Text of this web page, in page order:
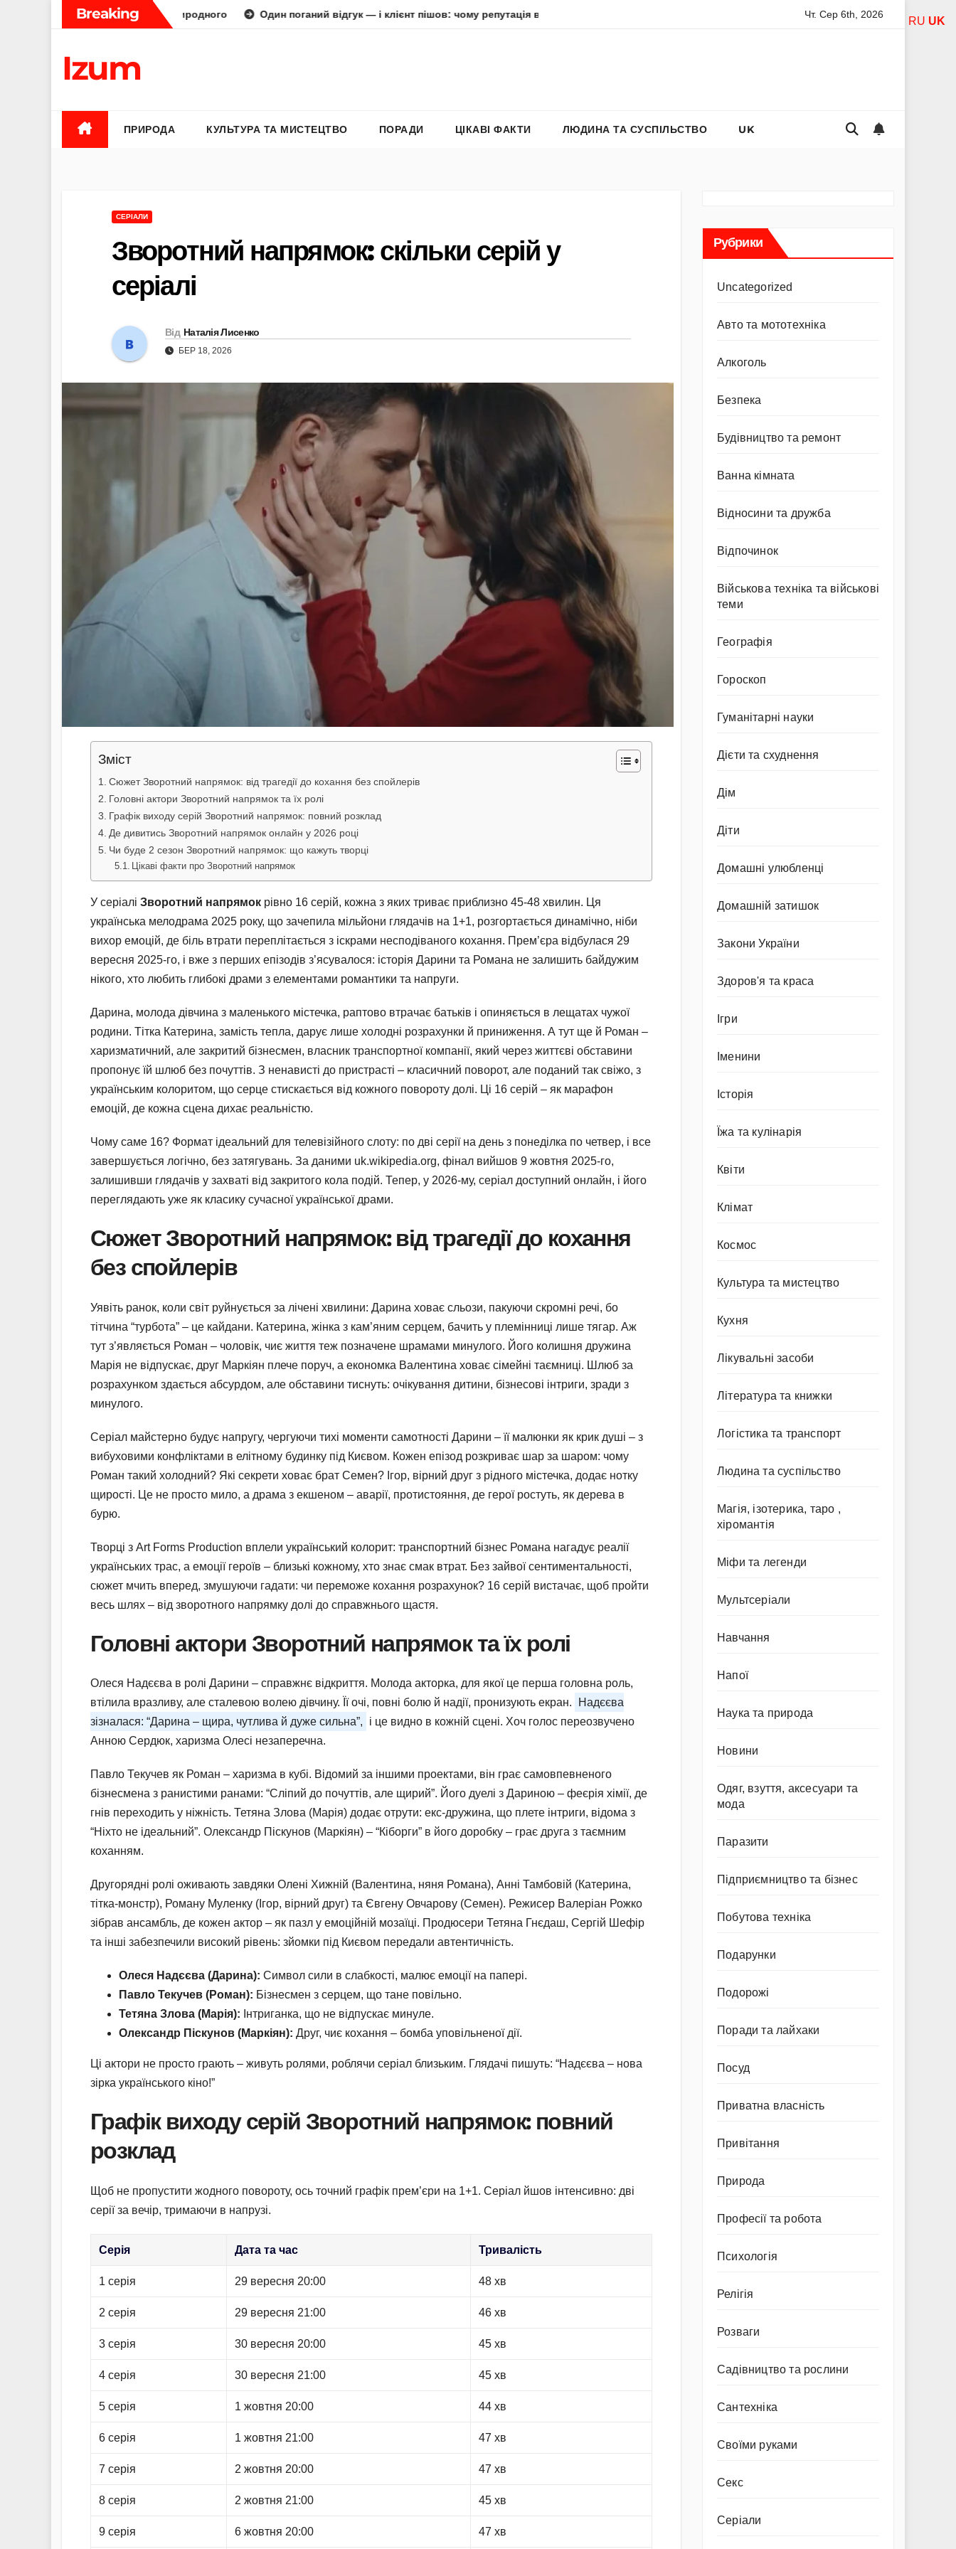
Breaking
діамант від природного Один поганий відгук — і клієнт пішов: чому репутація в інтернеті вирішує все Адель Асанті: від порнозірки до співачки з хітами на радіо
Чт. Сер 6th, 2026
Izum
ПРИРОДА КУЛЬТУРА ТА МИСТЕЦТВО ПОРАДИ ЦІКАВІ ФАКТИ ЛЮДИНА ТА СУСПІЛЬСТВО UK
СЕРІАЛИ
Зворотний напрямок: скільки серій у
серіалі
Від Наталія Лисенко
БЕР 18, 2026
Зміст
Сюжет Зворотний напрямок: від трагедії до кохання без спойлерів
Головні актори Зворотний напрямок та їх ролі
Графік виходу серій Зворотний напрямок: повний розклад
Де дивитись Зворотний напрямок онлайн у 2026 році
Чи буде 2 сезон Зворотний напрямок: що кажуть творці
Цікаві факти про Зворотний напрямок
У серіалі Зворотний напрямок рівно 16 серій, кожна з яких триває приблизно 45-48 хвилин. Ця
українська мелодрама 2025 року, що зачепила мільйони глядачів на 1+1, розгортається динамічно, ніби
вихор емоцій, де біль втрати переплітається з іскрами несподіваного кохання. Прем’єра відбулася 29
вересня 2025-го, і вже з перших епізодів з’ясувалося: історія Дарини та Романа не залишить байдужим
нікого, хто любить глибокі драми з елементами романтики та напруги.
Дарина, молода дівчина з маленького містечка, раптово втрачає батьків і опиняється в лещатах чужої
родини. Тітка Катерина, замість тепла, дарує лише холодні розрахунки й приниження. А тут ще й Роман –
харизматичний, але закритий бізнесмен, власник транспортної компанії, який через життєві обставини
пропонує їй шлюб без почуттів. З ненависті до пристрасті – класичний поворот, але поданий так свіжо, з
українським колоритом, що серце стискається від кожного повороту долі. Ці 16 серій – як марафон
емоцій, де кожна сцена дихає реальністю.
Чому саме 16? Формат ідеальний для телевізійного слоту: по дві серії на день з понеділка по четвер, і все
завершується логічно, без затягувань. За даними uk.wikipedia.org, фінал вийшов 9 жовтня 2025-го,
залишивши глядачів у захваті від закритого кола подій. Тепер, у 2026-му, серіал доступний онлайн, і його
переглядають уже як класику сучасної української драми.
Сюжет Зворотний напрямок: від трагедії до кохання
без спойлерів
Уявіть ранок, коли світ руйнується за лічені хвилини: Дарина ховає сльози, пакуючи скромні речі, бо
тітчина “турбота” – це кайдани. Катерина, жінка з кам’яним серцем, бачить у племінниці лише тягар. Аж
тут з’являється Роман – чоловік, чиє життя теж позначене шрамами минулого. Його колишня дружина
Марія не відпускає, друг Маркіян плече поруч, а економка Валентина ховає сімейні таємниці. Шлюб за
розрахунком здається абсурдом, але обставини тиснуть: очікування дитини, бізнесові інтриги, зради з
минулого.
Серіал майстерно будує напругу, чергуючи тихі моменти самотності Дарини – її малюнки як крик душі – з
вибуховими конфліктами в елітному будинку під Києвом. Кожен епізод розкриває шар за шаром: чому
Роман такий холодний? Які секрети ховає брат Семен? Ігор, вірний друг з рідного містечка, додає нотку
щирості. Це не просто мило, а драма з екшеном – аварії, протистояння, де герої ростуть, як дерева в
бурю.
Творці з Art Forms Production вплели український колорит: транспортний бізнес Романа нагадує реалії
українських трас, а емоції героїв – близькі кожному, хто знає смак втрат. Без зайвої сентиментальності,
сюжет мчить вперед, змушуючи гадати: чи переможе кохання розрахунок? 16 серій вистачає, щоб пройти
весь шлях – від зворотного напрямку долі до справжнього щастя.
Головні актори Зворотний напрямок та їх ролі
Олеся Надєєва в ролі Дарини – справжнє відкриття. Молода акторка, для якої це перша головна роль,
втілила вразливу, але сталевою волею дівчину. Її очі, повні болю й надії, пронизують екран.
Надєєва
зізналася: “Дарина – щира, чутлива й дуже сильна”,
і це видно в кожній сцені. Хоч голос переозвучено
Анною Сердюк, харизма Олесі незаперечна.
Павло Текучев як Роман – харизма в кубі. Відомий за іншими проектами, він грає самовпевненого
бізнесмена з ранистими ранами: “Сліпий до почуттів, але щирий”. Його дуелі з Дариною – феєрія хімії, де
гнів переходить у ніжність. Тетяна Злова (Марія) додає отрути: екс-дружина, що плете інтриги, відома з
“Ніхто не ідеальний”. Олександр Піскунов (Маркіян) – “Кіборги” в його доробку – грає друга з таємним
коханням.
Другорядні ролі оживають завдяки Олені Хижній (Валентина, няня Романа), Анні Тамбовій (Катерина,
тітка-монстр), Роману Муленку (Ігор, вірний друг) та Євгену Овчарову (Семен). Режисер Валеріан Рожко
зібрав ансамбль, де кожен актор – як пазл у емоційній мозаїці. Продюсери Тетяна Гнєдаш, Сергій Шефір
та інші забезпечили високий рівень: зйомки під Києвом передали автентичність.
Олеся Надєєва (Дарина): Символ сили в слабкості, малює емоції на папері.
Павло Текучев (Роман): Бізнесмен з серцем, що тане повільно.
Тетяна Злова (Марія): Інтриганка, що не відпускає минуле.
Олександр Піскунов (Маркіян): Друг, чиє кохання – бомба уповільненої дії.
Ці актори не просто грають – живуть ролями, роблячи серіал близьким. Глядачі пишуть: “Надєєва – нова
зірка українського кіно!”
Графік виходу серій Зворотний напрямок: повний
розклад
Щоб не пропустити жодного повороту, ось точний графік прем’єри на 1+1. Серіал йшов інтенсивно: дві
серії за вечір, тримаючи в напрузі.
Серія Дата та час Тривалість
1 серія 29 вересня 20:00 48 хв
2 серія 29 вересня 21:00 46 хв
3 серія 30 вересня 20:00 45 хв
4 серія 30 вересня 21:00 45 хв
5 серія 1 жовтня 20:00 44 хв
6 серія 1 жовтня 21:00 47 хв
7 серія 2 жовтня 20:00 47 хв
8 серія 2 жовтня 21:00 45 хв
9 серія 6 жовтня 20:00 47 хв
Рубрики
Uncategorized
Авто та мототехніка
Алкоголь
Безпека
Будівництво та ремонт
Ванна кімната
Відносини та дружба
Відпочинок
Військова техніка та військові
теми
Географія
Гороскоп
Гуманітарні науки
Дієти та схуднення
Дім
Діти
Домашні улюбленці
Домашній затишок
Закони України
Здоров'я та краса
Ігри
Іменини
Історія
Їжа та кулінарія
Квіти
Клімат
Космос
Культура та мистецтво
Кухня
Лікувальні засоби
Література та книжки
Логістика та транспорт
Людина та суспільство
Магія, ізотерика, таро ,
хіромантія
Міфи та легенди
Мультсеріали
Навчання
Напої
Наука та природа
Новини
Одяг, взуття, аксесуари та
мода
Паразити
Підприємництво та бізнес
Побутова техніка
Подарунки
Подорожі
Поради та лайхаки
Посуд
Приватна власність
Привітання
Природа
Професії та робота
Психологія
Релігія
Розваги
Садівництво та рослини
Сантехніка
Своїми руками
Секс
Серіали
RU UK